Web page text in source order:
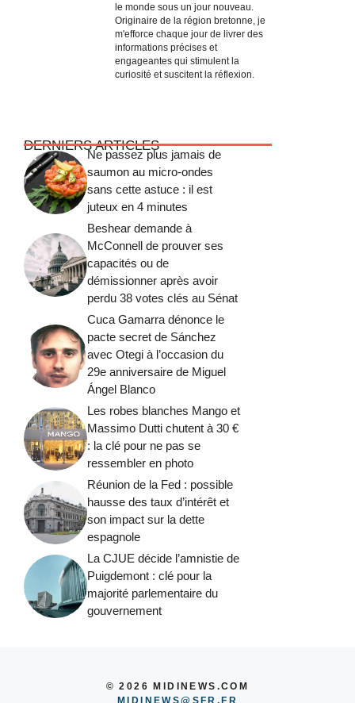
le monde sous un jour nouveau.
Originaire de la région bretonne, je
m'efforce chaque jour de livrer des
informations précises et
engageantes qui stimulent la
curiosité et suscitent la réflexion.
DERNIERS ARTICLES
Ne passez plus jamais de
saumon au micro-ondes
sans cette astuce : il est
juteux en 4 minutes
Beshear demande à
McConnell de prouver ses
capacités ou de
démissionner après avoir
perdu 38 votes clés au Sénat
Cuca Gamarra dénonce le
pacte secret de Sánchez
avec Otegi à l’occasion du
29e anniversaire de Miguel
Ángel Blanco
Les robes blanches Mango et
Massimo Dutti chutent à 30 €
: la clé pour ne pas se
ressembler en photo
Réunion de la Fed : possible
hausse des taux d’intérêt et
son impact sur la dette
espagnole
La CJUE décide l’amnistie de
Puigdemont : clé pour la
majorité parlementaire du
gouvernement
© 2026 MIDINEWS.COM
MIDINEWS@SFR.FR